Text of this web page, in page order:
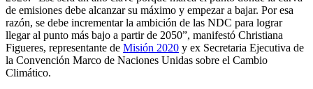
de emisiones debe alcanzar su máximo y empezar a bajar. Por esa
razón, se debe incrementar la ambición de las NDC para lograr
llegar al punto más bajo a partir de 2050”, manifestó Christiana
Figueres, representante de Misión 2020 y ex Secretaria Ejecutiva de
la Convención Marco de Naciones Unidas sobre el Cambio
Climático.